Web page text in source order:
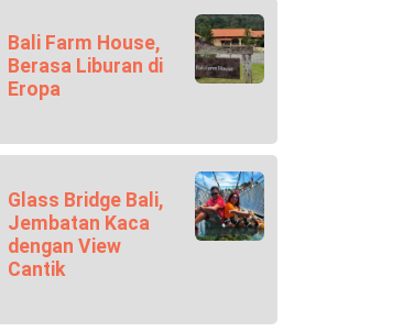
Bali Farm House,
Berasa Liburan di
Eropa
Glass Bridge Bali,
Jembatan Kaca
dengan View
Cantik